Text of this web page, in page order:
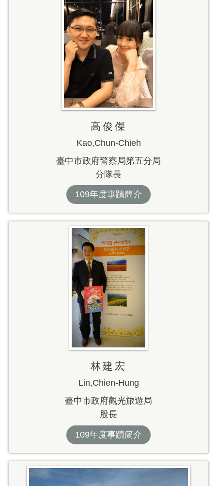
高俊傑
Kao,Chun-Chieh
臺中市政府警察局第五分局
分隊長
109年度事蹟簡介
林建宏
Lin,Chien-Hung
臺中市政府觀光旅遊局
股長
109年度事蹟簡介